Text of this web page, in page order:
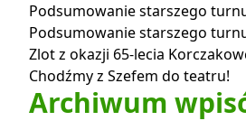
Podsumowanie starszego
Podsumowanie starszego
Zlot z okazji 65-lecia
Chodźmy z Szefem do teatru!
Archiwum